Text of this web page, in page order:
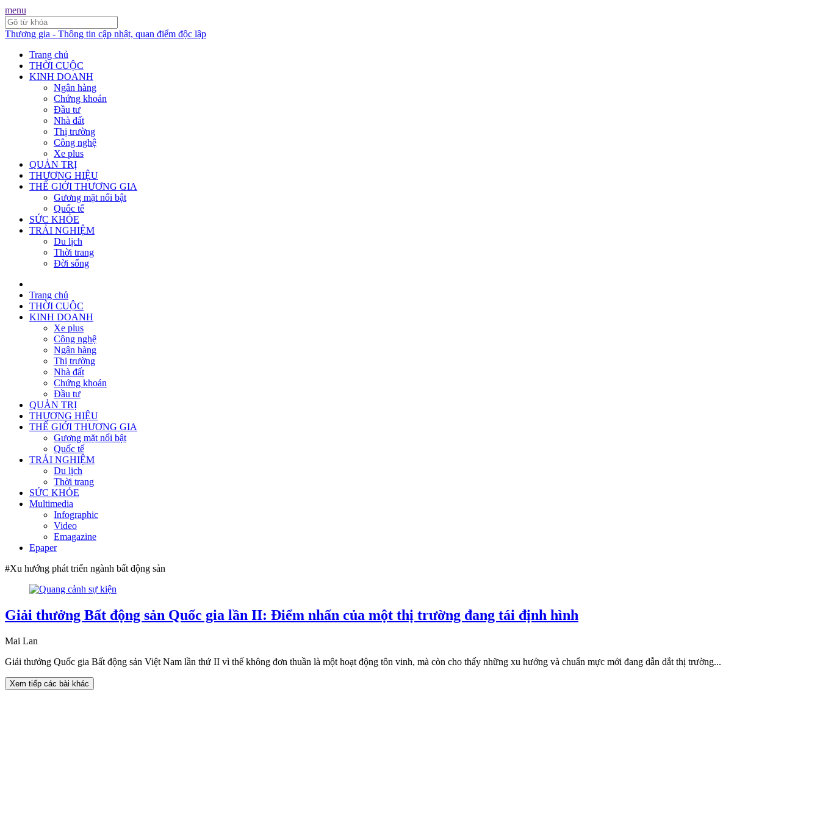
menu
Thương gia - Thông tin cập nhật, quan điểm độc lập
Trang chủ
THỜI CUỘC
KINH DOANH
Ngân hàng
Chứng khoán
Đầu tư
Nhà đất
Thị trường
Công nghệ
Xe plus
QUẢN TRỊ
THƯƠNG HIỆU
THẾ GIỚI THƯƠNG GIA
Gương mặt nổi bật
Quốc tế
SỨC KHỎE
TRẢI NGHIỆM
Du lịch
Thời trang
Đời sống
Trang chủ
THỜI CUỘC
KINH DOANH
Xe plus
Công nghệ
Ngân hàng
Thị trường
Nhà đất
Chứng khoán
Đầu tư
QUẢN TRỊ
THƯƠNG HIỆU
THẾ GIỚI THƯƠNG GIA
Gương mặt nổi bật
Quốc tế
TRẢI NGHIỆM
Du lịch
Thời trang
SỨC KHỎE
Multimedia
Infographic
Video
Emagazine
Epaper
#Xu hướng phát triển ngành bất động sản
Giải thưởng Bất động sản Quốc gia lần II: Điểm nhấn của một thị trường đang tái định hình
Mai Lan
Giải thưởng Quốc gia Bất động sản Việt Nam lần thứ II vì thế không đơn thuần là một hoạt động tôn vinh, mà còn cho thấy những xu hướng và chuẩn mực mới đang dẫn dắt thị trường...
Xem tiếp các bài khác